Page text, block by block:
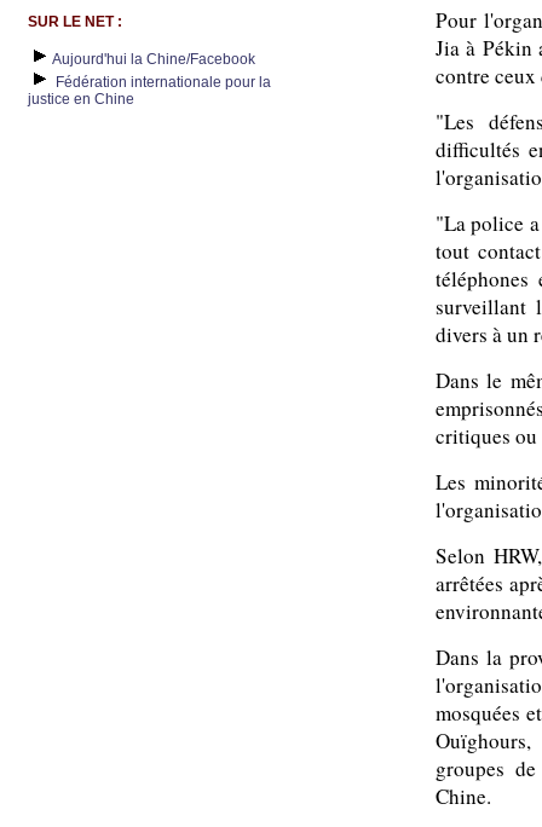
SUR LE NET :
Aujourd'hui la Chine/Facebook
Fédération internationale pour la
justice en Chine
Pour
Jia à Pékin
contre ceux
"Les
difficultés
"La police
tout
surveillant
divers à un
Dans le
critiques ou
Les
Selon
arrêtées
Dans la
mosquées
groupes
Chine.